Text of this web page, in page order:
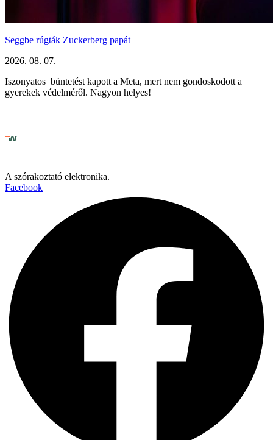
Seggbe rúgták Zuckerberg papát
2026. 08. 07.
Iszonyatos büntetést kapott a Meta, mert nem gondoskodott a
gyerekek védelméről. Nagyon helyes!
A szórakoztató elektronika.
Facebook